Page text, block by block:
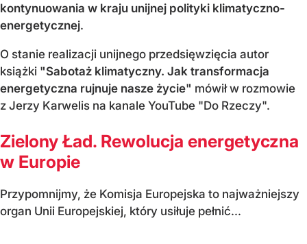
kontynuowania w kraju unijnej polityki klimatyczno-
energetycznej.
O stanie realizacji unijnego przedsięwzięcia autor
książki "Sabotaż klimatyczny. Jak transformacja
energetyczna rujnuje nasze życie" mówił w rozmowie
z Jerzy Karwelis na kanale YouTube "Do Rzeczy".
Zielony Ład. Rewolucja energetyczna
w Europie
Przypomnijmy, że Komisja Europejska to najważniejszy
organ Unii Europejskiej, który usiłuje pełnić...